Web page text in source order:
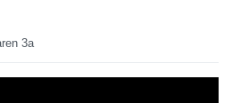
3a